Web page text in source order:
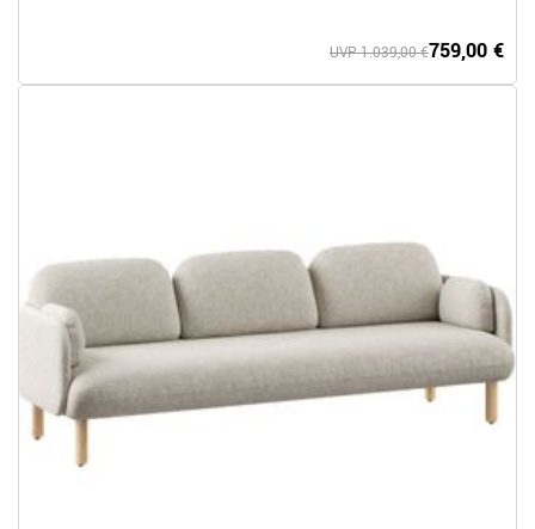
759,00 €
UVP 1.039,00 €